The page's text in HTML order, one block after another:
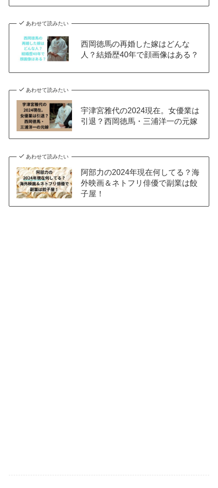
あわせて読みたい
西岡徳馬の再婚した嫁はどんな
人？結婚歴40年で顔画像はある？
あわせて読みたい
宇津宮雅代の2024現在。女優業は
引退？西岡徳馬・三浦洋一の元嫁
あわせて読みたい
阿部力の2024年現在何してる？海
外映画＆ネトフリ俳優で副業は餃
子屋！